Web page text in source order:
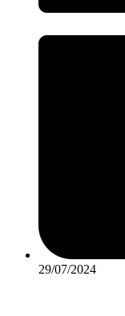
29/07/2024